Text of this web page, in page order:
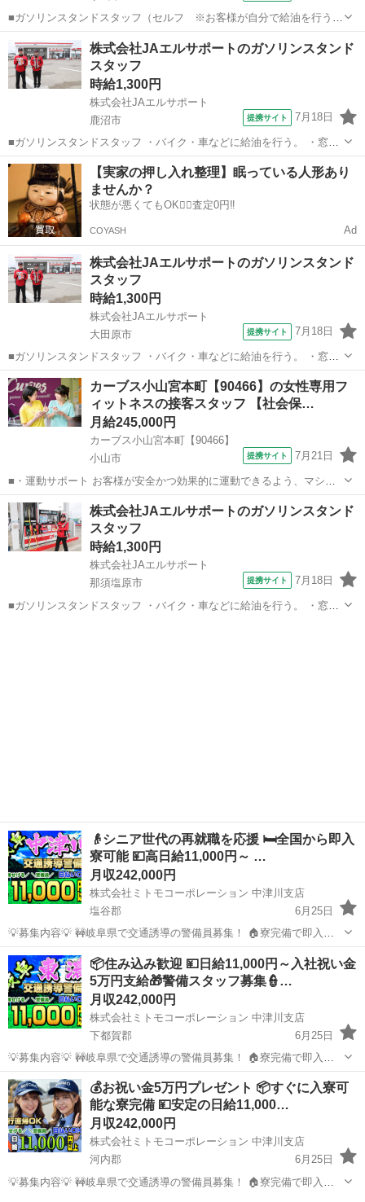
■ガソリンスタンドスタッフ（セルフ ※お客様が自分で給油を行う形
式です。） 給油機の操作説明やお客様への対応、 店内の清掃や売店業
務などを担当します。 ★お客様での給油になるため仕事の負担は軽減
■時給1,300円～ ...
栃木 小山市 その他
株式会社JAエルサポートのガソリンスタンド
スタッフ
時給1,300円
株式会社JAエルサポート
鹿沼市
提携サイト 7月18日
■ガソリンスタンドスタッフ ・バイク・車などに給油を行う。 ・窓拭
きやタイヤ空気圧チェック、オイル確認など ・車両の簡易点検サービ
スあり ・車内清掃や洗車 ■時給1,300円～ ☆月収例228,800円＋諸手当
（時給...
栃木 鹿沼市 その他
【実家の押し入れ整理】眠っている人形あり
ませんか？
状態が悪くてもOK🙆‍♀️査定0円‼️
COYASH Ad
株式会社JAエルサポートのガソリンスタンド
スタッフ
時給1,300円
株式会社JAエルサポート
大田原市
提携サイト 7月18日
■ガソリンスタンドスタッフ ・バイク・車などに給油を行う。 ・窓拭
きやタイヤ空気圧チェック、オイル確認など ・車両の簡易点検サービ
スあり ・車内清掃や洗車 ■時給1,300円～ ☆月収例228,800円＋諸手当
（時給...
栃木 大田原市 その他
カーブス小山宮本町【90466】の女性専用フ
ィットネスの接客スタッフ 【社会保…
月給245,000円
カーブス小山宮本町【90466】
小山市
提携サイト 7月21日
■・運動サポート お客様が安全かつ効果的に運動できるよう、マシン
の使い方をアドバイスします。運動が初めての方や苦手な方がほとん
どなので、難しい指導はありません。「今日はこの動きを意識しまし
ょう！」といったお声がけをしながら、...
栃木 小山市 その他
株式会社JAエルサポートのガソリンスタンド
スタッフ
時給1,300円
株式会社JAエルサポート
那須塩原市
提携サイト 7月18日
■ガソリンスタンドスタッフ ・バイク・車などに給油を行う。 ・窓拭
👴シニア世代の再就職を応援 🛏️全国から即入
寮可能 💴高日給11,000円～ …
月収242,000円
株式会社ミトモコーポレーション 中津川支店
塩谷郡
6月25日
💡募集内容💡 🚧岐阜県で交通誘導の警備員募集！ 🏠寮完備で即入寮
OK。 🔰未経験でも安心の研修体制。 👫男女歓迎＆カップル応募も大
歓迎。 ✨安心して働ける環境で新生活をスタートしませんか？ 💴【日
給】 ✅日...
栃木 塩谷郡 その他 未経験
📦住み込み歓迎 💴日給11,000円～入社祝い金
5万円支給🎁警備スタッフ募集👮…
月収242,000円
株式会社ミトモコーポレーション 中津川支店
下都賀郡
6月25日
💡募集内容💡 🚧岐阜県で交通誘導の警備員募集！ 🏠寮完備で即入寮
OK。 🔰未経験でも安心の研修体制。 👫男女歓迎＆カップル応募も大
歓迎。 ✨安心して働ける環境で新生活をスタートしませんか？ 💴【日
給】 ✅日...
栃木 下都賀郡 その他 未経験
💰お祝い金5万円プレゼント 📦すぐに入寮可
能な寮完備 💴安定の日給11,000…
月収242,000円
株式会社ミトモコーポレーション 中津川支店
河内郡
6月25日
💡募集内容💡 🚧岐阜県で交通誘導の警備員募集！ 🏠寮完備で即入寮